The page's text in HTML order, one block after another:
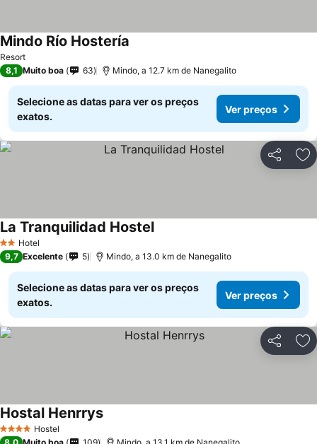
Resort
Mindo Río Hostería
8,1 Muito boa 63 Mindo, a 12.7 km de Nanegalito
Selecione as datas para ver os preços
exatos.
Ver preços
Partilhar
2 Estrelas
Hotel
La Tranquilidad Hostel
9,7 Excelente 5 Mindo, a 13.0 km de Nanegalito
Selecione as datas para ver os preços
exatos.
Ver preços
Partilhar
4 EstrelasHostel
Hostal Henrrys